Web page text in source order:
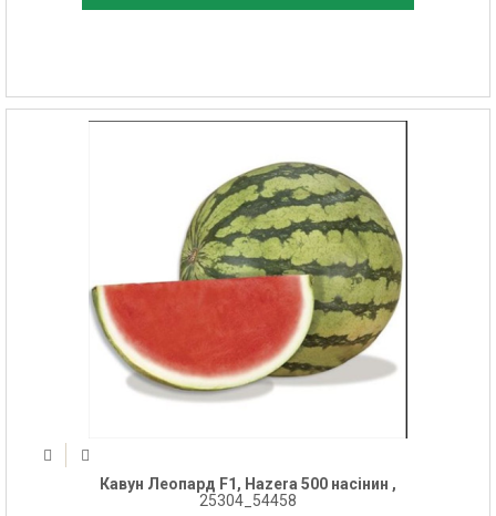
Кавун Леопард F1, Hazera 500 насінин ,
25304_54458